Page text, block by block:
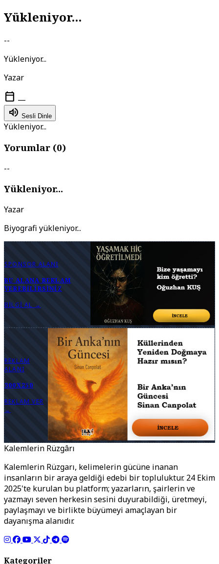
Yükleniyor...
--
Yükleniyor...
Yazar
calendar_today —
volume_up Sesli Dinle
Yükleniyor...
Yorumlar (0)
--
Yükleniyor...
Yazar
Biyografi yükleniyor...
SPONSOR ALANI
BU ALANA REKLAM
VEREBILIRSINIZ
BILGI AL →
REKLAM
ALANI
300X250
REKLAM VER
→
Kalemlerin Rüzgârı
Kalemlerin Rüzgarı, kelimelerin gücüne inanan
insanların bir araya geldiği edebi bir topluluktur. 24 Ekim
2025'te kurulan bu platform; yazarların, şairlerin ve
yazmayı seven herkesin sesini duyurabildiği, üretmeyi,
paylaşmayı ve birlikte büyümeyi amaçlayan bir
dayanışma alanıdır.
Kategoriler